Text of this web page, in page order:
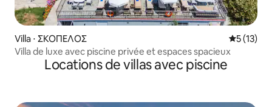
Villa ⋅ ΣΚΟΠΕΛΟΣ
5 (13)
Villa de luxe avec piscine privée et espaces spacieux
Locations de villas avec piscine